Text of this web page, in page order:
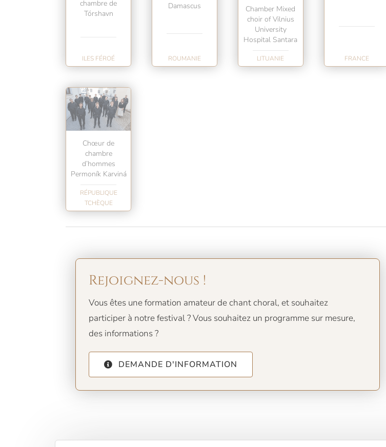
chambre de
Tórshavn
ILES FÉROÉ
Damascus
ROUMANIE
Chamber Mixed
choir of Vilnius
University
Hospital Santara
LITUANIE FRANCE
Chœur de
chambre
d’hommes
Permoník Karviná
RÉPUBLIQUE
TCHÈQUE
Rejoignez-nous !
Vous êtes une formation amateur de chant choral, et souhaitez
participer à notre festival ? Vous souhaitez un programme sur mesure,
des informations ?
DEMANDE D'INFORMATION